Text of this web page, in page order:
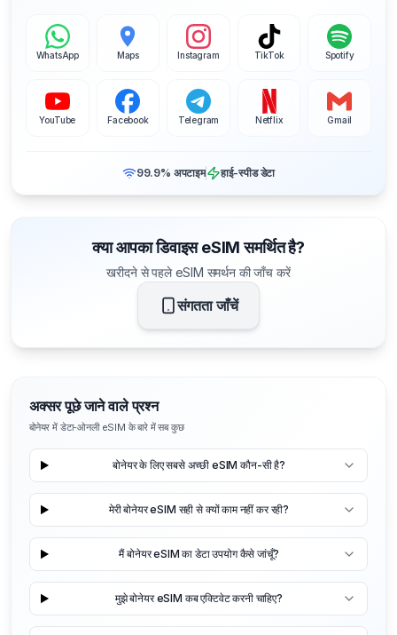
WhatsApp Maps Instagram TikTok Spotify
YouTube Facebook Telegram Netflix Gmail
99.9% अपटाइम हाई-स्पीड डेटा
क्या आपका डिवाइस eSIM समर्थित है?
खरीदने से पहले eSIM समर्थन की जाँच करें
संगतता जाँचें
अक्सर पूछे जाने वाले प्रश्न
बोनेयर में डेटा-ओनली eSIM के बारे में सब कुछ
बोनेयर के लिए सबसे अच्छी eSIM कौन-सी है?
मेरी बोनेयर eSIM सही से क्यों काम नहीं कर रही?
मैं बोनेयर eSIM का डेटा उपयोग कैसे जांचूँ?
मुझे बोनेयर eSIM कब एक्टिवेट करनी चाहिए?